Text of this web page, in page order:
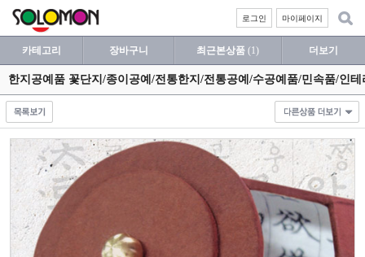
마이페이지
로그인
카테고리 장바구니 최근본상품 (1) 더보기
한지공예품 꽃단지/종이공예/전통한지/전통공예/수공예품/민속품/인